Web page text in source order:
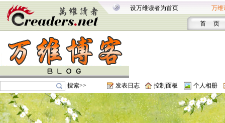
设万维读者为首页 万维
首 页
搜索>> 发表日志 控制面板 个人相册